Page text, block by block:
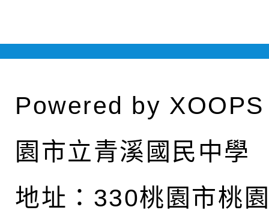
Powered by XOOPS
園市立青溪國民中學
地址： 330桃園市桃